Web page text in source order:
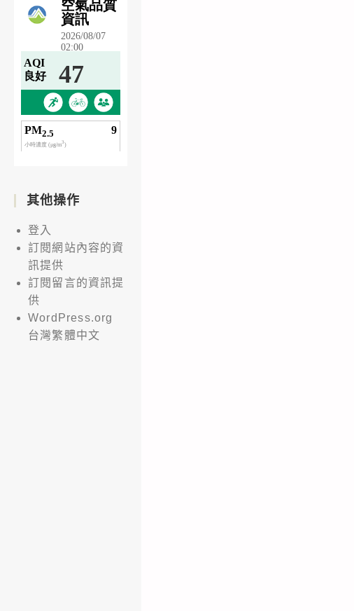
其他操作
登入
訂閱網站內容的資
訊提供
訂閱留言的資訊提
供
WordPress.org
台灣繁體中文